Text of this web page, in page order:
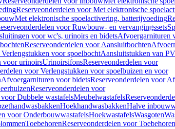
Reserveonderdelen voor Met elektronische
Met elektronische spoelactivering, batterijvoeding
voor Ruwbouw- en vervangingssets
voor wc's, urinoirs en bidetsAfvoergarnituren
Reserveonderdelen voor Aansluitbochten
voor spoelbochtAansluitstukken van
voor urinoirsUrinoirsifonsReserveonderdelen voor
voor Verlengstukken voor spoelbuizen en voor
Afvoergarnituren voor bidetsReserveonderdelen voor
Reserveonderdelen voor
Dubbele wastafelsMeubelwastafels
HoekhandwasbakkenHalve
voor OnderbouwwastafelsHoekwastafelsWasgoten
ToebehorenReserveonderdelen voor Toebehoren